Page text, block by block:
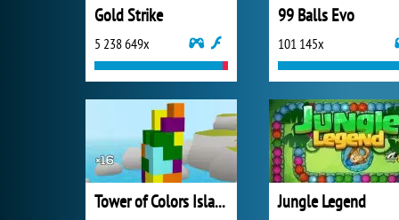
Gold Strike
5 238 649x
99 Balls Evo
101 145x
Tower of Colors Island Edition Jungle Legend